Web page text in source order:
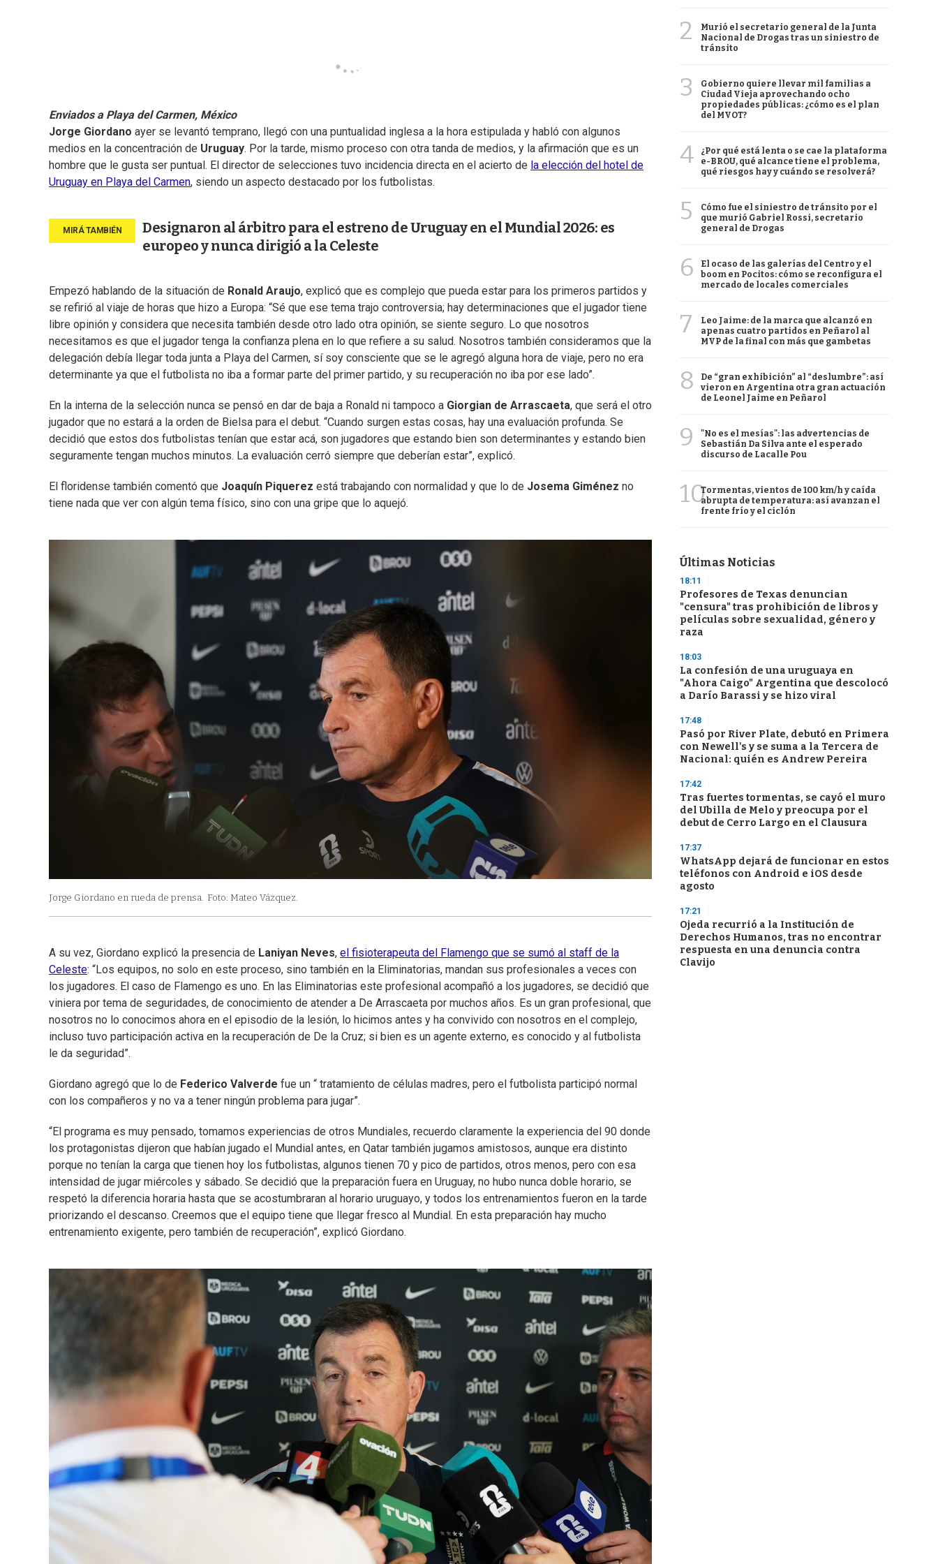
Enviados a Playa del Carmen, México
Jorge Giordano ayer se levantó temprano, llegó con una puntualidad inglesa a la hora estipulada y habló con algunos
medios en la concentración de Uruguay. Por la tarde, mismo proceso con otra tanda de medios, y la afirmación que es un
hombre que le gusta ser puntual. El director de selecciones tuvo incidencia directa en el acierto de la elección del hotel de
Uruguay en Playa del Carmen, siendo un aspecto destacado por los futbolistas.
Designaron al árbitro para el estreno de Uruguay en el Mundial 2026: es
europeo y nunca dirigió a la Celeste
Empezó hablando de la situación de Ronald Araujo, explicó que es complejo que pueda estar para los primeros partidos y
se refirió al viaje de horas que hizo a Europa: “Sé que ese tema trajo controversia; hay determinaciones que el jugador tiene
libre opinión y considera que necesita también desde otro lado otra opinión, se siente seguro. Lo que nosotros
necesitamos es que el jugador tenga la confianza plena en lo que refiere a su salud. Nosotros también consideramos que la
delegación debía llegar toda junta a Playa del Carmen, sí soy consciente que se le agregó alguna hora de viaje, pero no era
determinante ya que el futbolista no iba a formar parte del primer partido, y su recuperación no iba por ese lado”.
En la interna de la selección nunca se pensó en dar de baja a Ronald ni tampoco a Giorgian de Arrascaeta, que será el otro
jugador que no estará a la orden de Bielsa para el debut. “Cuando surgen estas cosas, hay una evaluación profunda. Se
decidió que estos dos futbolistas tenían que estar acá, son jugadores que estando bien son determinantes y estando bien
seguramente tengan muchos minutos. La evaluación cerró siempre que deberían estar”, explicó.
El floridense también comentó que Joaquín Piquerez está trabajando con normalidad y que lo de Josema Giménez no
tiene nada que ver con algún tema físico, sino con una gripe que lo aquejó.
Jorge Giordano en rueda de prensa. Foto: Mateo Vázquez.
A su vez, Giordano explicó la presencia de Laniyan Neves, el fisioterapeuta del Flamengo que se sumó al staff de la
Celeste: “Los equipos, no solo en este proceso, sino también en la Eliminatorias, mandan sus profesionales a veces con
los jugadores. El caso de Flamengo es uno. En las Eliminatorias este profesional acompañó a los jugadores, se decidió que
viniera por tema de seguridades, de conocimiento de atender a De Arrascaeta por muchos años. Es un gran profesional, que
nosotros no lo conocimos ahora en el episodio de la lesión, lo hicimos antes y ha convivido con nosotros en el complejo,
incluso tuvo participación activa en la recuperación de De la Cruz; si bien es un agente externo, es conocido y al futbolista
le da seguridad”.
Giordano agregó que lo de Federico Valverde fue un “ tratamiento de células madres, pero el futbolista participó normal
con los compañeros y no va a tener ningún problema para jugar”.
“El programa es muy pensado, tomamos experiencias de otros Mundiales, recuerdo claramente la experiencia del 90 donde
los protagonistas dijeron que habían jugado el Mundial antes, en Qatar también jugamos amistosos, aunque era distinto
porque no tenían la carga que tienen hoy los futbolistas, algunos tienen 70 y pico de partidos, otros menos, pero con esa
intensidad de jugar miércoles y sábado. Se decidió que la preparación fuera en Uruguay, no hubo nunca doble horario, se
respetó la diferencia horaria hasta que se acostumbraran al horario uruguayo, y todos los entrenamientos fueron en la tarde
priorizando el descanso. Creemos que el equipo tiene que llegar fresco al Mundial. En esta preparación hay mucho
entrenamiento exigente, pero también de recuperación”, explicó Giordano.
2
Murió el secretario general de la Junta
Nacional de Drogas tras un siniestro de
tránsito
3
Gobierno quiere llevar mil familias a
Ciudad Vieja aprovechando ocho
propiedades públicas: ¿cómo es el plan
del MVOT?
4
¿Por qué está lenta o se cae la plataforma
e-BROU, qué alcance tiene el problema,
qué riesgos hay y cuándo se resolverá?
5
Cómo fue el siniestro de tránsito por el
que murió Gabriel Rossi, secretario
general de Drogas
6
El ocaso de las galerías del Centro y el
boom en Pocitos: cómo se reconfigura el
mercado de locales comerciales
7
Leo Jaime: de la marca que alcanzó en
apenas cuatro partidos en Peñarol al
MVP de la final con más que gambetas
8
De “gran exhibición” al “deslumbre”: así
vieron en Argentina otra gran actuación
de Leonel Jaime en Peñarol
9
"No es el mesías": las advertencias de
Sebastián Da Silva ante el esperado
discurso de Lacalle Pou
10Tormentas, vientos de 100 km/h y caída
abrupta de temperatura: así avanzan el
frente frío y el ciclón
Últimas Noticias
18:11
Profesores de Texas denuncian
"censura" tras prohibición de libros y
películas sobre sexualidad, género y
raza
18:03
La confesión de una uruguaya en
"Ahora Caigo" Argentina que descolocó
a Darío Barassi y se hizo viral
17:48
Pasó por River Plate, debutó en Primera
con Newell's y se suma a la Tercera de
Nacional: quién es Andrew Pereira
17:42
Tras fuertes tormentas, se cayó el muro
del Ubilla de Melo y preocupa por el
debut de Cerro Largo en el Clausura
17:37
WhatsApp dejará de funcionar en estos
teléfonos con Android e iOS desde
agosto
17:21
Ojeda recurrió a la Institución de
Derechos Humanos, tras no encontrar
respuesta en una denuncia contra
Clavijo